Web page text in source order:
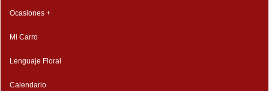
Ocasiones +
Mi Carro
Lenguaje Floral
Calendario